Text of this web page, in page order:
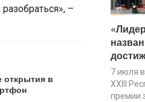
–
в
7 июля
XХIII
премии